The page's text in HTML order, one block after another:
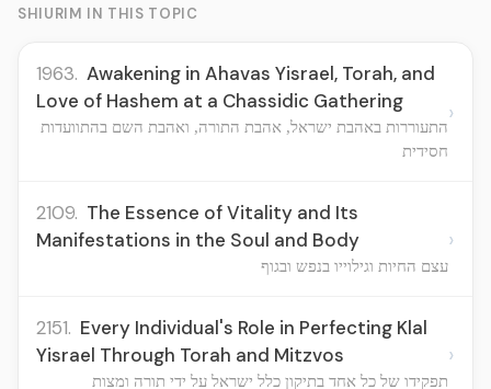
SHIURIM IN THIS TOPIC
1963. Awakening in Ahavas Yisrael, Torah, and
Love of Hashem at a Chassidic Gathering
התעוררות באהבת ישראל, אהבת התורה, ואהבת השם בהתוועדות
חסידית
›
2109. The Essence of Vitality and Its
Manifestations in the Soul and Body
עצם החיות וגילוייו בנפש ובגוף
›
2151. Every Individual's Role in Perfecting Klal
Yisrael Through Torah and Mitzvos
תפקידו של כל אחד בתיקון כלל ישראל על ידי תורה ומצות
›